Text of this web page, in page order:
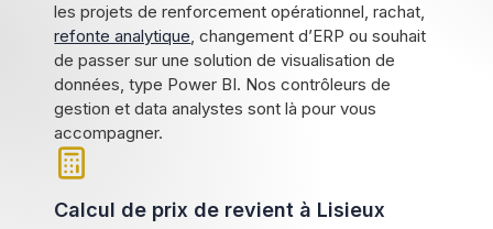
les projets de renforcement opérationnel, rachat,
refonte analytique, changement d’ERP ou souhait
de passer sur une solution de visualisation de
données, type Power BI. Nos contrôleurs de
gestion et data analystes sont là pour vous
accompagner.
Calcul de prix de revient à Lisieux